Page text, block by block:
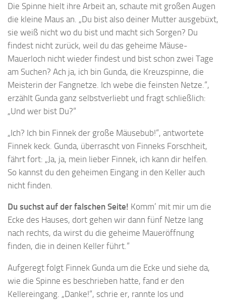
Die Spinne hielt ihre Arbeit an, schaute mit großen Augen
die kleine Maus an. „Du bist also deiner Mutter ausgebüxt,
sie weiß nicht wo du bist und macht sich Sorgen? Du
findest nicht zurück, weil du das geheime Mäuse-
Mauerloch nicht wieder findest und bist schon zwei Tage
am Suchen? Ach ja, ich bin Gunda, die Kreuzspinne, die
Meisterin der Fangnetze. Ich webe die feinsten Netze.“,
erzählt Gunda ganz selbstverliebt und fragt schließlich:
„Und wer bist Du?“
„Ich? Ich bin Finnek der große Mäusebub!“, antwortete
Finnek keck. Gunda, überrascht von Finneks Forschheit,
fährt fort: „Ja, ja, mein lieber Finnek, ich kann dir helfen.
So kannst du den geheimen Eingang in den Keller auch
nicht finden.
Du suchst auf der falschen Seite! Komm’ mit mir um die
Ecke des Hauses, dort gehen wir dann fünf Netze lang
nach rechts, da wirst du die geheime Maueröffnung
finden, die in deinen Keller führt.“
Aufgeregt folgt Finnek Gunda um die Ecke und siehe da,
wie die Spinne es beschrieben hatte, fand er den
Kellereingang. „Danke!“, schrie er, rannte los und